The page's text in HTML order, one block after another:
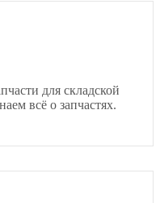
для складской
всё о запчастях.